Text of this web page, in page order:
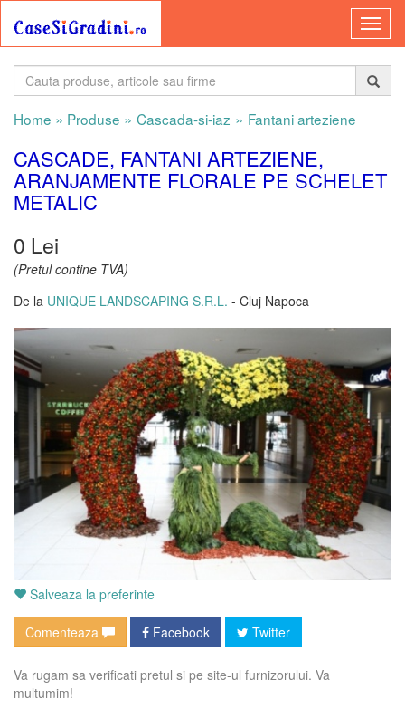
Home » Produse » Cascada-si-iaz » Fantani arteziene
CASCADE, FANTANI ARTEZIENE,
ARANJAMENTE FLORALE PE SCHELET
METALIC
0 Lei
(Pretul contine TVA)
De la UNIQUE LANDSCAPING S.R.L. - Cluj Napoca
Salveaza la preferinte
Comenteaza Facebook Twitter
Va rugam sa verificati pretul si pe site-ul furnizorului. Va
multumim!